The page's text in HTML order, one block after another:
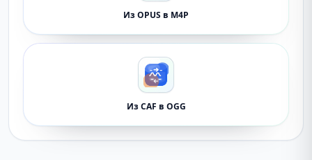
Из OPUS в M4P
Из CAF в OGG